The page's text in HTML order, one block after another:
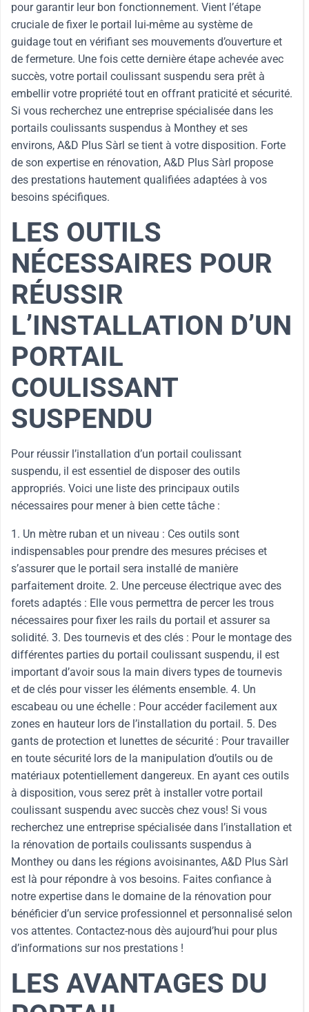
pour garantir leur bon fonctionnement. Vient l’étape
cruciale de fixer le portail lui-même au système de
guidage tout en vérifiant ses mouvements d’ouverture et
de fermeture. Une fois cette dernière étape achevée avec
succès, votre portail coulissant suspendu sera prêt à
embellir votre propriété tout en offrant praticité et sécurité.
Si vous recherchez une entreprise spécialisée dans les
portails coulissants suspendus à Monthey et ses
environs, A&D Plus Sàrl se tient à votre disposition. Forte
de son expertise en rénovation, A&D Plus Sàrl propose
des prestations hautement qualifiées adaptées à vos
besoins spécifiques.
LES OUTILS
NÉCESSAIRES POUR
RÉUSSIR
L’INSTALLATION D’UN
PORTAIL
COULISSANT
SUSPENDU
Pour réussir l’installation d’un portail coulissant
suspendu, il est essentiel de disposer des outils
appropriés. Voici une liste des principaux outils
nécessaires pour mener à bien cette tâche :
1. Un mètre ruban et un niveau : Ces outils sont
indispensables pour prendre des mesures précises et
s’assurer que le portail sera installé de manière
parfaitement droite. 2. Une perceuse électrique avec des
forets adaptés : Elle vous permettra de percer les trous
nécessaires pour fixer les rails du portail et assurer sa
solidité. 3. Des tournevis et des clés : Pour le montage des
différentes parties du portail coulissant suspendu, il est
important d’avoir sous la main divers types de tournevis
et de clés pour visser les éléments ensemble. 4. Un
escabeau ou une échelle : Pour accéder facilement aux
zones en hauteur lors de l’installation du portail. 5. Des
gants de protection et lunettes de sécurité : Pour travailler
en toute sécurité lors de la manipulation d’outils ou de
matériaux potentiellement dangereux. En ayant ces outils
à disposition, vous serez prêt à installer votre portail
coulissant suspendu avec succès chez vous! Si vous
recherchez une entreprise spécialisée dans l’installation et
la rénovation de portails coulissants suspendus à
Monthey ou dans les régions avoisinantes, A&D Plus Sàrl
est là pour répondre à vos besoins. Faites confiance à
notre expertise dans le domaine de la rénovation pour
bénéficier d’un service professionnel et personnalisé selon
vos attentes. Contactez-nous dès aujourd’hui pour plus
d’informations sur nos prestations !
LES AVANTAGES DU